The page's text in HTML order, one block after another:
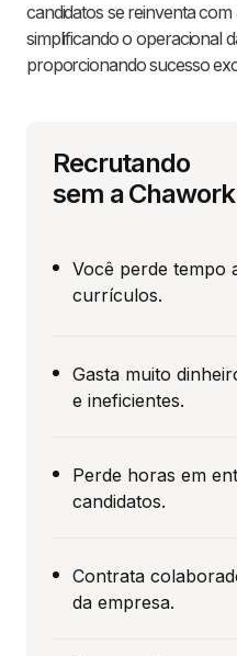
candidatos se reinventa com
simplificando o operacional
proporcionando sucesso
Recrutando
sem a Chawork
Você perde tempo
currículos.
Gasta muito
e ineficientes.
Perde horas em
candidatos.
Contrata
da empresa.